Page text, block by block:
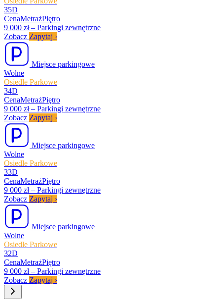
35D
CenaMetrażPiętro
9 000 zł – Parkingi zewnętrzne
Zobacz Zapytaj ›
Miejsce parkingowe
Wolne
Osiedle Parkowe
34D
CenaMetrażPiętro
9 000 zł – Parkingi zewnętrzne
Zobacz Zapytaj ›
Miejsce parkingowe
Wolne
Osiedle Parkowe
33D
CenaMetrażPiętro
9 000 zł – Parkingi zewnętrzne
Zobacz Zapytaj ›
Miejsce parkingowe
Wolne
Osiedle Parkowe
32D
CenaMetrażPiętro
9 000 zł – Parkingi zewnętrzne
Zobacz Zapytaj ›